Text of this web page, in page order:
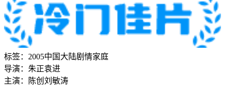
标签： 2005中国大陆剧情家庭
导演： 朱正袁进
主演：
陈创 刘敏涛